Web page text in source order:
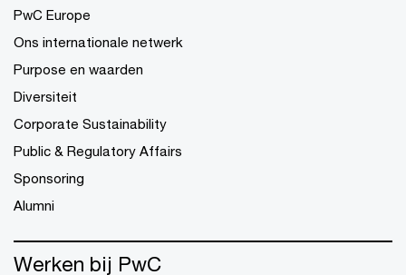
PwC Europe
Ons internationale netwerk
Purpose en waarden
Diversiteit
Corporate Sustainability
Public & Regulatory Affairs
Sponsoring
Alumni
Werken bij PwC